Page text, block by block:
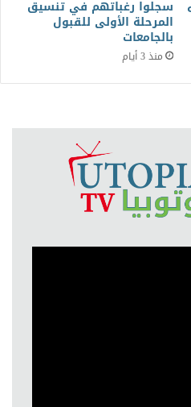
سجلوا رغباتهم في تنسيق
المرحلة الأولى للقبول
بالجامعات
منذ 3 أيام